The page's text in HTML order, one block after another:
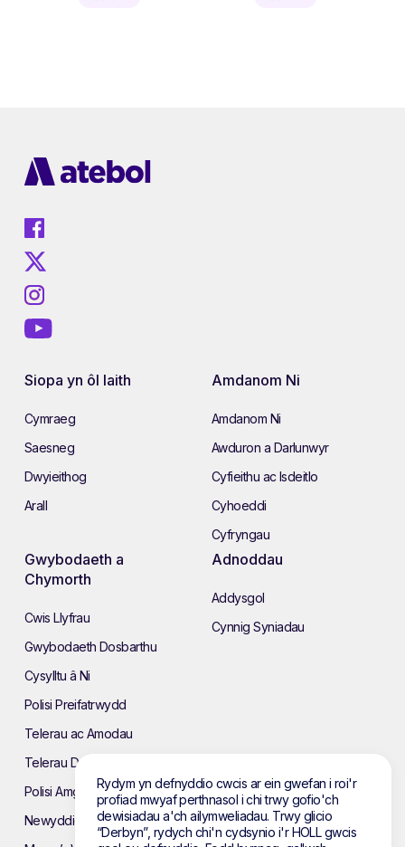
Siopa yn ôl Iaith
Cymraeg
Saesneg
Dwyieithog
Arall
Amdanom Ni
Amdanom Ni
Awduron a Darlunwyr
Cyfieithu ac Isdeitlo
Cyhoeddi
Cyfryngau
Gwybodaeth a
Chymorth
Cwis Llyfrau
Gwybodaeth Dosbarthu
Cysylltu â Ni
Polisi Preifatrwydd
Telerau ac Amodau
Telerau Defnyddio’r Wefan
Polisi Amgylcheddol
Newyddion
Adnoddau
Addysgol
Cynnig Syniadau
Rydym yn defnyddio cwcis ar ein gwefan i roi'r
profiad mwyaf perthnasol i chi trwy gofio'ch
dewisiadau a'ch ailymweliadau. Trwy glicio
“Derbyn”, rydych chi'n cydsynio i'r HOLL gwcis